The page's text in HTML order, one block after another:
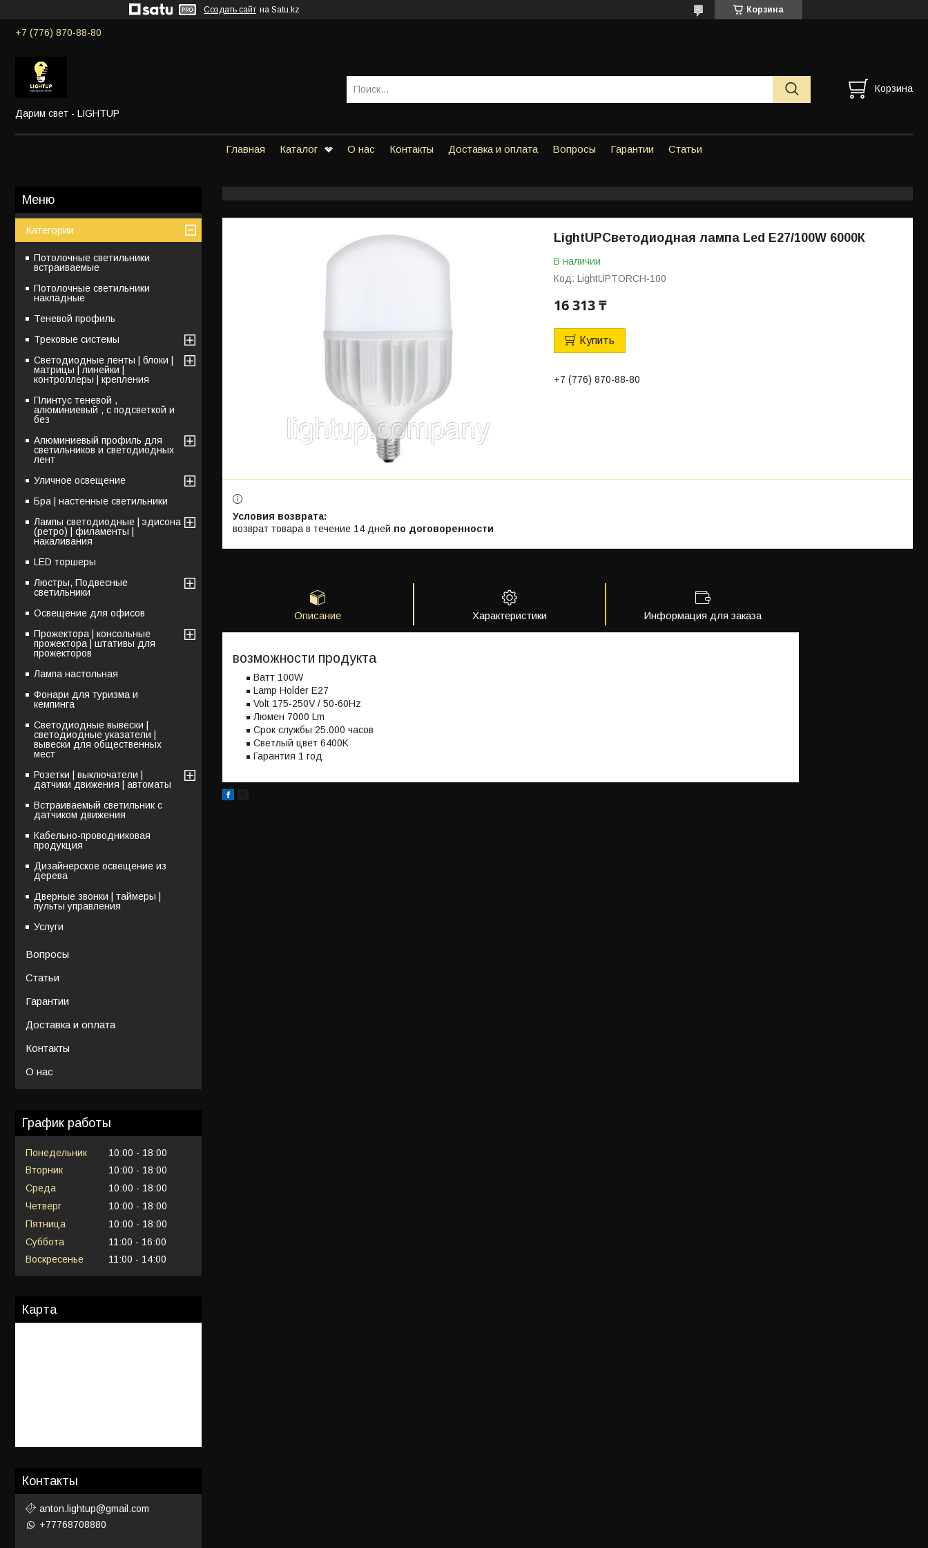
Создать сайт на Satu.kz Корзина
+7 (776) 870-88-80
Дарим свет - LIGHTUP
Корзина
Главная Каталог О нас Контакты Доставка и оплата Вопросы Гарантии Статьи
LightUPСветодиодная лампа Led E27/100W 6000К
В наличии
Код: LightUPTORCH-100
16 313 ₸
Купить
+7 (776) 870-88-80
возврат товара в течение 14 дней по договоренности
Описание Характеристики Информация для заказа
возможности продукта
Bатт 100W
Lamp Holder E27
Volt 175-250V / 50-60Hz
Люмен 7000 Lm
Срок службы 25.000 часов
Светлый цвет 6400K
Гарантия 1 год
Категории
Потолочные светильники
встраиваемые
Потолочные светильники
накладные
Теневой профиль
Трековые системы
Светодиодные ленты | блоки |
матрицы | линейки |
контроллеры | крепления
Плинтус теневой ,
алюминиевый , с подсветкой и
без
Алюминиевый профиль для
светильников и светодиодных
лент
Уличное освещение
Бра | настенные светильники
Лампы светодиодные | эдисона
(ретро) | филаменты |
накаливания
LED торшеры
Люстры, Подвесные
светильники
Освещение для офисов
Прожектора | консольные
прожектора | штативы для
прожекторов
Лампа настольная
Фонари для туризма и
кемпинга
Светодиодные вывески |
светодиодные указатели |
вывески для общественных
мест
Розетки | выключатели |
датчики движения | автоматы
Встраиваемый светильник с
датчиком движения
Кабельно-проводниковая
продукция
Дизайнерское освещение из
дерева
Дверные звонки | таймеры |
пульты управления
Услуги
Вопросы
Статьи
Гарантии
Доставка и оплата
Контакты
О нас
График работы
Понедельник 10:00
18:00
Вторник
10:00
18:00
Среда
10:00
18:00
Четверг
10:00
18:00
Пятница
10:00
18:00
Суббота
11:00
16:00
Воскресенье
11:00 14:00
Карта
Контакты
anton.lightup@gmail.com
+77768708880